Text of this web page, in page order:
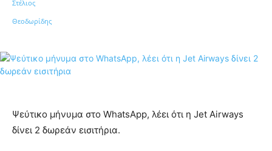
Ψεύτικο μήνυμα στο WhatsApp, λέει ότι η Jet Airways
δίνει 2 δωρεάν εισιτήρια.